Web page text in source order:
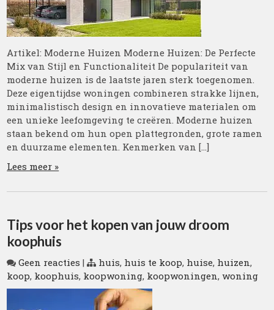
Artikel: Moderne Huizen Moderne Huizen: De Perfecte
Mix van Stijl en Functionaliteit De populariteit van
moderne huizen is de laatste jaren sterk toegenomen.
Deze eigentijdse woningen combineren strakke lijnen,
minimalistisch design en innovatieve materialen om
een unieke leefomgeving te creëren. Moderne huizen
staan bekend om hun open plattegronden, grote ramen
en duurzame elementen. Kenmerken van […]
Lees meer »
Tips voor het kopen van jouw droom
koophuis
Geen reacties | huis, huis te koop, huise, huizen,
koop, koophuis, koopwoning, koopwoningen,woning